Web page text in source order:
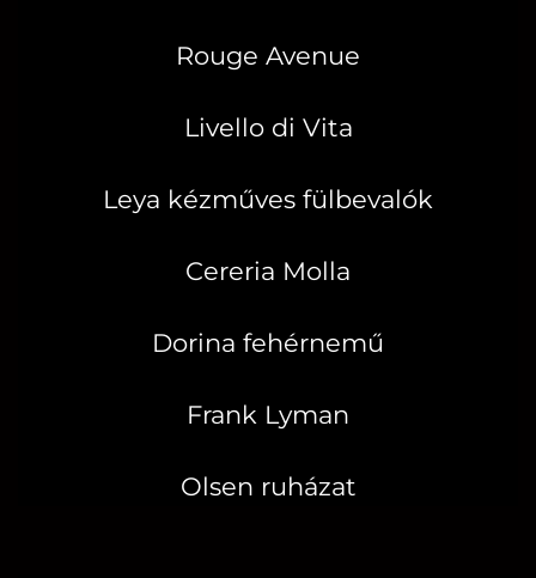
Rouge Avenue
Livello di Vita
Leya kézműves fülbevalók
Cereria Molla
Dorina fehérnemű
Frank Lyman
Olsen ruházat